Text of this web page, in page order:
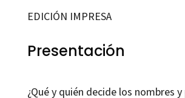
cantidad
EDICIÓN IMPRESA
Presentación
¿Qué y quién decide los nombres